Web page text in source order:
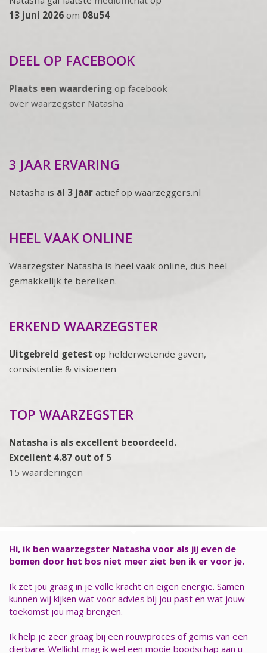
13 juni 2026 om 08u54
DEEL OP FACEBOOK
Plaats een waardering op facebook
over waarzegster Natasha
3 JAAR ERVARING
Natasha is al 3 jaar actief op waarzeggers.nl
HEEL VAAK ONLINE
Waarzegster Natasha is heel vaak online, dus heel
gemakkelijk te bereiken.
ERKEND WAARZEGSTER
Uitgebreid getest op helderwetende gaven,
consistentie & visioenen
TOP WAARZEGSTER
Natasha is als excellent beoordeeld.
Excellent 4.87 out of 5
15 waarderingen
Hi, ik ben waarzegster Natasha voor als jij even de
bomen door het bos niet meer ziet ben ik er voor je.
Ik zet jou graag in je volle kracht en eigen energie. Samen
kunnen wij kijken wat voor advies bij jou past en wat jouw
toekomst jou mag brengen.
Ik help je zeer graag bij een rouwproces of gemis van een
dierbare. Wellicht mag ik wel een mooie boodschap aan u